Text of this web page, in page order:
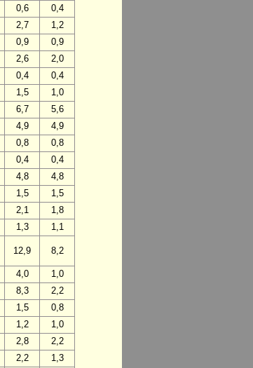
0,6
0,4
2,7
1,2
0,9
0,9
2,6
2,0
0,4
0,4
1,5
1,0
6,7
5,6
4,9
4,9
0,8
0,8
0,4
0,4
4,8
4,8
1,5
1,5
2,1
1,8
1,3
1,1
12,9 8,2
4,0
1,0
8,3
2,2
1,5
0,8
1,2
1,0
2,8
2,2
2,2 1,3